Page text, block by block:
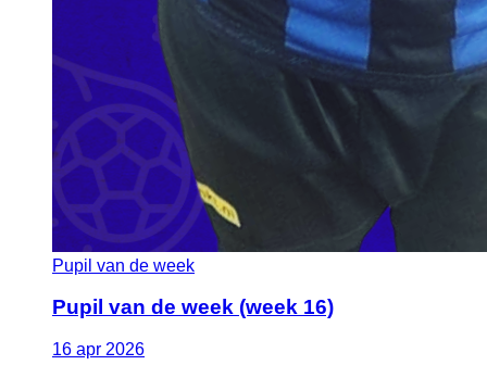
Pupil van de week
Pupil van de week (week 16)
16 apr 2026